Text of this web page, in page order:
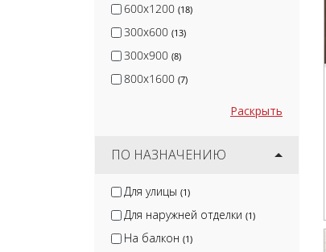
600x1200 (18)
300x600 (13)
300x900 (8)
800x1600 (7)
Раскрыть
ПО НАЗНАЧЕНИЮ
Для улицы (1)
Для наружней отделки (1)
На балкон (1)